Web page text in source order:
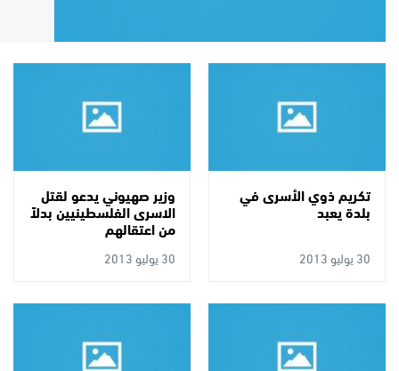
تكريم ذوي الأسرى في
بلدة يعبد
30 يوليو 2013
وزير صهيوني يدعو لقتل
الاسرى الفلسطينيين بدلاً
من اعتقالهم
30 يوليو 2013